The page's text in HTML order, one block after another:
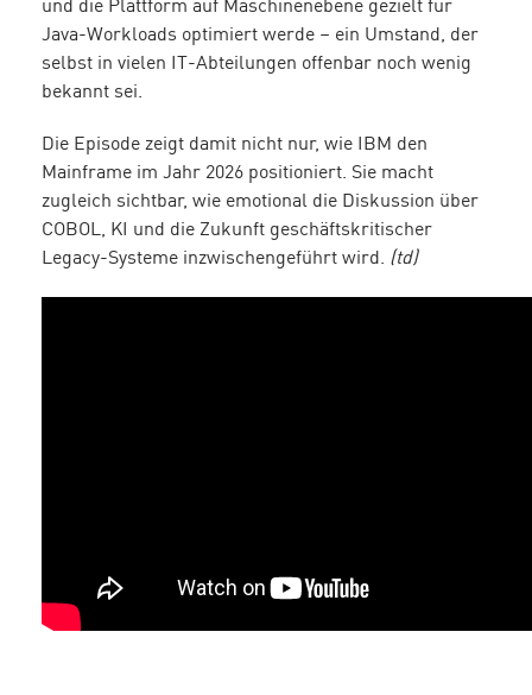
und die Plattform auf Maschinenebene gezielt für
Java-Workloads optimiert werde – ein Umstand, der
selbst in vielen IT-Abteilungen offenbar noch wenig
bekannt sei.
Die Episode zeigt damit nicht nur, wie IBM den
Mainframe im Jahr 2026 positioniert. Sie macht
zugleich sichtbar, wie emotional die Diskussion über
COBOL, KI und die Zukunft geschäftskritischer
Legacy-Systeme inzwischengeführt wird. (td)